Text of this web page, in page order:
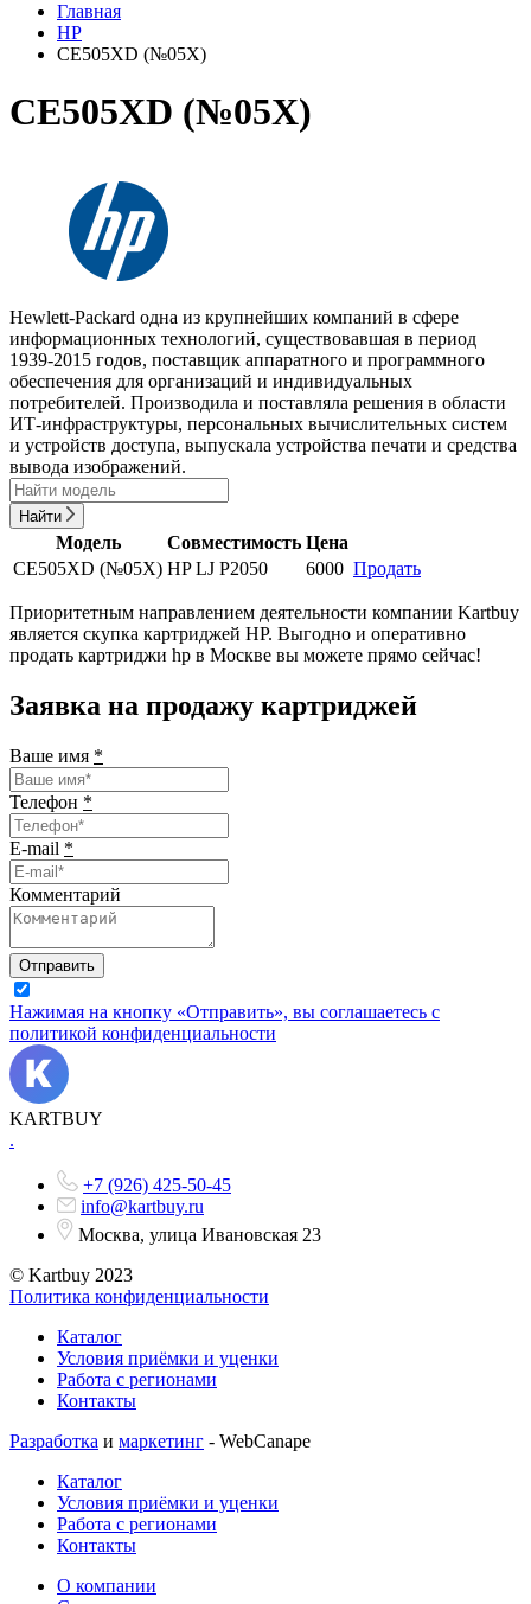
Главная
HP
CE505XD (№05X)
CE505XD (№05X)
Hewlett-Packard одна из крупнейших компаний в сфере
информационных технологий, существовавшая в период
1939-2015 годов, поставщик аппаратного и программного
обеспечения для организаций и индивидуальных
потребителей. Производила и поставляла решения в области
ИТ-инфраструктуры, персональных вычислительных систем
и устройств доступа, выпускала устройства печати и средства
вывода изображений.
Найти
Модель Совместимость Цена
CE505XD (№05X) HP LJ P2050 6000 Продать
Приоритетным направлением деятельности компании Kartbuy
является скупка картриджей HP. Выгодно и оперативно
продать картриджи hp в Москве вы можете прямо сейчас!
Заявка на продажу картриджей
Ваше имя *
Телефон *
E-mail *
Комментарий
Отправить
Нажимая на кнопку «Отправить», вы соглашаетесь с
политикой конфиденциальности
KARTBUY
.
+7 (926) 425-50-45
info@kartbuy.ru
Москва, улица Ивановская 23
© Kartbuy 2023
Политика конфиденциальности
Каталог
Условия приёмки и уценки
Работа с регионами
Контакты
Разработка и маркетинг - WebCanape
Каталог
Условия приёмки и уценки
Работа с регионами
Контакты
О компании